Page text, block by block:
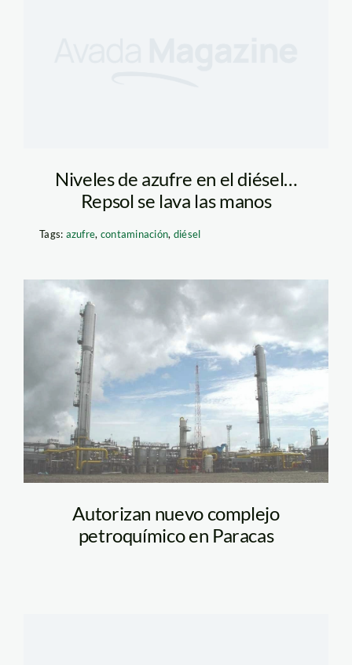
Niveles de azufre en el diésel…
Repsol se lava las manos
Tags: azufre, contaminación, diésel
Imagen_027-wzfz3z
Autorizan nuevo complejo
petroquímico en Paracas